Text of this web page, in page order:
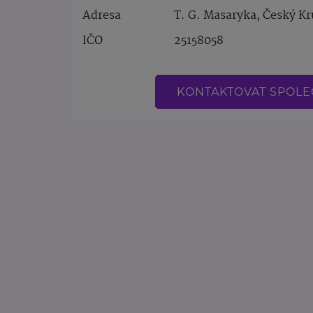
Adresa
T. G. Masaryka, Český
IČO
25158058
KONTAKTOVAT